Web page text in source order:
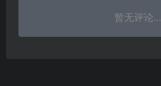
暂无评论...